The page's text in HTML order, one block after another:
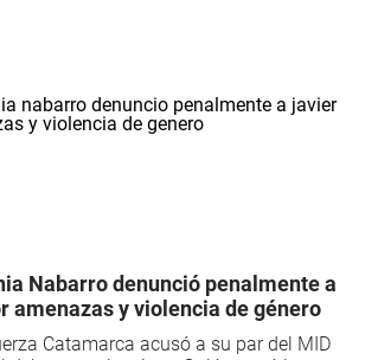
Nabarro denunció penalmente a
amenazas y violencia de género
Catamarca acusó a su par del MID